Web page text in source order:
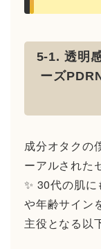
5-1. 透明
ーズ
成分オタクの
ーアルされた
✨ 30代の肌
や年齢サイン
主役となる以